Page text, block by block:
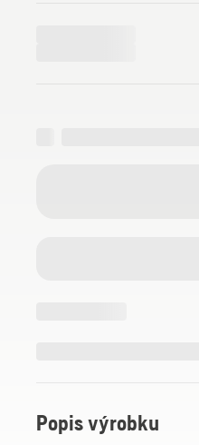
Popis výrobku